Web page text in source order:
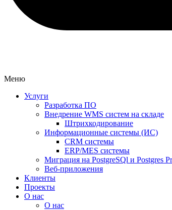
Меню
Услуги
Разработка ПО
Внедрение WMS систем на складе
Штрихкодирование
Информационные системы (ИС)
CRM системы
ERP/MES системы
Миграция на PostgreSQl и Postgres
Веб-приложения
Клиенты
Проекты
О нас
О нас